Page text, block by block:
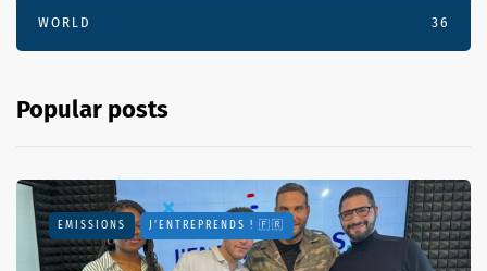
WORLD 36
Popular posts
EMISSIONS J'ENTREPRENDS ! 🇫🇷